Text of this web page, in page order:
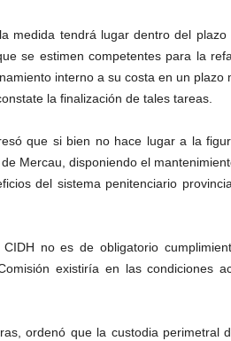
medida tendrá lugar dentro del
se estimen competentes para la
interno a su costa en un plazo
la finalización de tales tareas.
que si bien no hace lugar a la
Mercau, disponiendo el
del sistema penitenciario
no es de obligatorio
existiría en las condiciones
ordenó que la custodia perimetral